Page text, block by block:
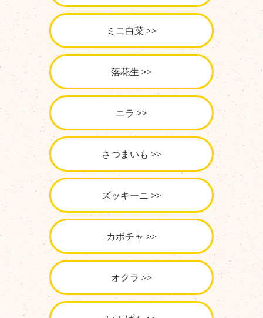
ミニ白菜
落花生
ニラ
さつまいも
ズッキーニ
カボチャ
オクラ